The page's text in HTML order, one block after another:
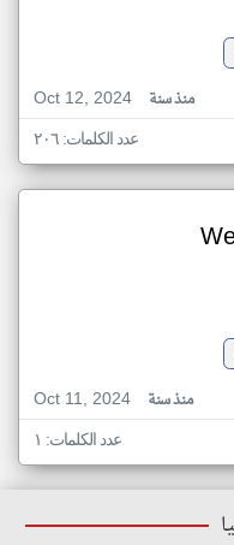
Oct 12, 2024
منذ سنة
عدد الكلمات: ٢٠٦
Oct 11, 2024
منذ سنة
عدد الكلمات: ١